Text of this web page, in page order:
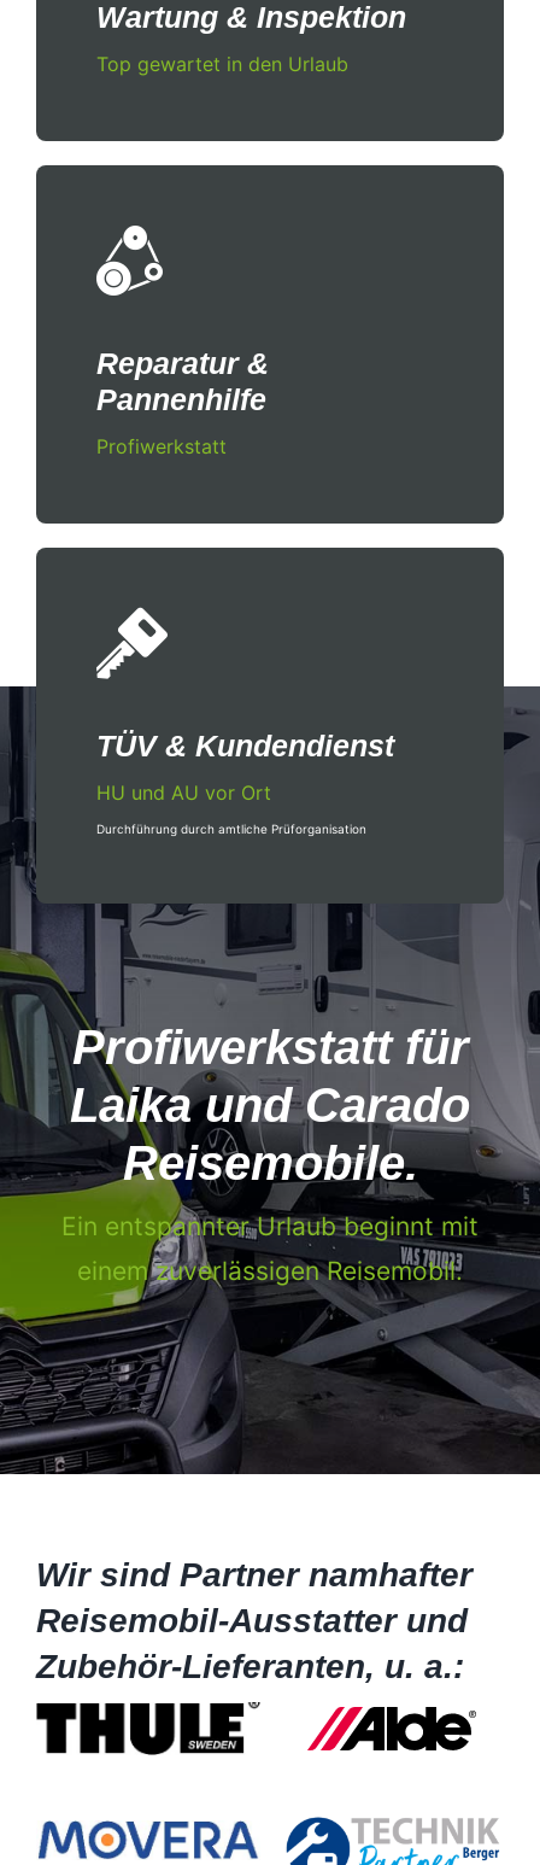
Wartung & Inspektion
Top gewartet in den Urlaub
Reparatur &
Pannenhilfe
Profiwerkstatt
TÜV & Kundendienst
HU und AU vor Ort
Durchführung durch amtliche Prüforganisation
Profiwerkstatt für
Laika und Carado
Reisemobile.
Ein entspannter Urlaub beginnt mit
einem zuverlässigen Reisemobil.
Wir sind Partner namhafter
Reisemobil-Ausstatter und
Zubehör-Lieferanten, u. a.: